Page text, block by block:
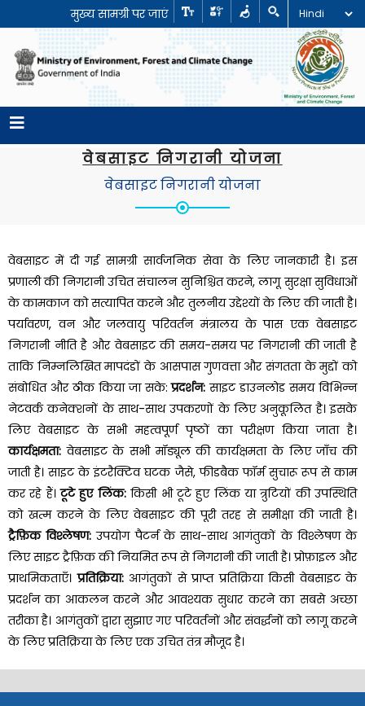
मुख्य सामग्री पर जाएं
वेबसाइट निगरानी योजना
वेबसाइट निगरानी योजना
वेबसाइट में दी गई सामग्री सार्वजनिक सेवा के लिए जानकारी है। इस
प्रणाली की निगरानी उचित संचालन सुनिश्चित करने, लागू सुरक्षा सुविधाओं
के कामकाज को सत्यापित करने और तुलनीय उद्देश्यों के लिए की जाती है।
पर्यावरण, वन और जलवायु परिवर्तन मंत्रालय के पास एक वेबसाइट
निगरानी नीति है और वेबसाइट की समय-समय पर निगरानी की जाती है
ताकि निम्नलिखित मापदंडों के आसपास गुणवत्ता और संगतता के मुद्दों को
संबोधित और ठीक किया जा सके: प्रदर्शन: साइट डाउनलोड समय विभिन्न
नेटवर्क कनेक्शनों के साथ-साथ उपकरणों के लिए अनुकूलित है। इसके
लिए वेबसाइट के सभी महत्वपूर्ण पृष्ठों का परीक्षण किया जाता है।
कार्यक्षमता: वेबसाइट के सभी मॉड्यूल की कार्यक्षमता के लिए जाँच की
जाती है। साइट के इंटरैक्टिव घटक जैसे, फीडबैक फॉर्म सुचारू रूप से काम
कर रहे हैं। टूटे हुए लिंक:किसी भी टूटे हुए लिंक या त्रुटियों की उपस्थिति
को खत्म करने के लिए वेबसाइट की पूरी तरह से समीक्षा की जाती है।
ट्रैफ़िक विश्लेषण: उपयोग पैटर्न के साथ-साथ आगंतुकों के विश्लेषण के
लिए साइट ट्रैफ़िक की नियमित रूप से निगरानी की जाती है। प्रोफ़ाइल और
प्राथमिकताएँ। प्रतिक्रिया:आगंतुकों से प्राप्त प्रतिक्रिया किसी वेबसाइट के
प्रदर्शन का आकलन करने और आवश्यक सुधार करने का सबसे अच्छा
तरीका है। आगंतुकों द्वारा सुझाए गए परिवर्तनों और संवर्द्धनों को लागू करने
के लिए प्रतिक्रिया के लिए एक उचित तंत्र मौजूद है।